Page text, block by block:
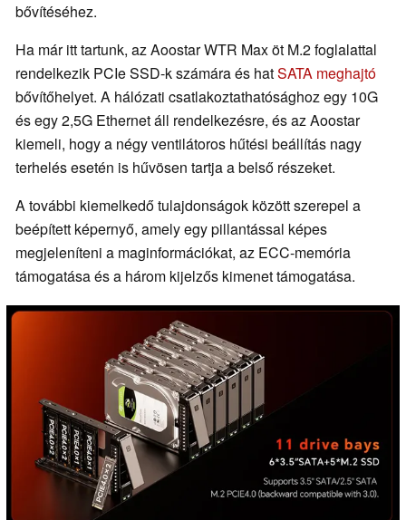
bővítéséhez.
Ha már itt tartunk, az Aoostar WTR Max öt M.2 foglalattal
rendelkezik PCIe SSD-k számára és hatSATA meghajtó
bővítőhelyet. A hálózati csatlakoztathatósághoz egy 10G
és egy 2,5G Ethernet áll rendelkezésre, és az Aoostar
kiemeli, hogy a négy ventilátoros hűtési beállítás nagy
terhelés esetén is hűvösen tartja a belső részeket.
A további kiemelkedő tulajdonságok között szerepel a
beépített képernyő, amely egy pillantással képes
megjeleníteni a maginformációkat, az ECC-memória
támogatása és a három kijelzős kimenet támogatása.